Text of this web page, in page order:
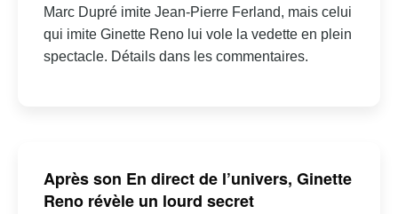
Marc Dupré imite Jean-Pierre Ferland, mais celui
qui imite Ginette Reno lui vole la vedette en plein
spectacle. Détails dans les commentaires.
Après son En direct de l’univers, Ginette
Reno révèle un lourd secret